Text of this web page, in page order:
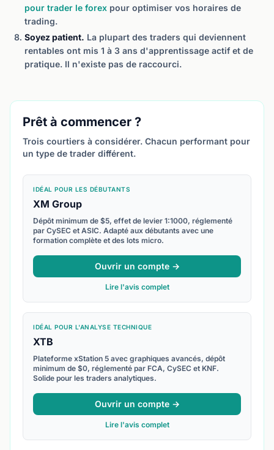
pour trader le forex pour optimiser vos horaires de
trading.
Soyez patient. La plupart des traders qui deviennent
rentables ont mis 1 à 3 ans d'apprentissage actif et de
pratique. Il n'existe pas de raccourci.
Prêt à commencer ?
Trois courtiers à considérer. Chacun performant pour
un type de trader différent.
IDÉAL POUR LES DÉBUTANTS
XM Group
Dépôt minimum de $5, effet de levier 1:1000, réglementé
par CySEC et ASIC. Adapté aux débutants avec une
formation complète et des lots micro.
Ouvrir un compte →
Lire l'avis complet
IDÉAL POUR L'ANALYSE TECHNIQUE
XTB
Plateforme xStation 5 avec graphiques avancés, dépôt
minimum de $0, réglementé par FCA, CySEC et KNF.
Solide pour les traders analytiques.
Ouvrir un compte →
Lire l'avis complet